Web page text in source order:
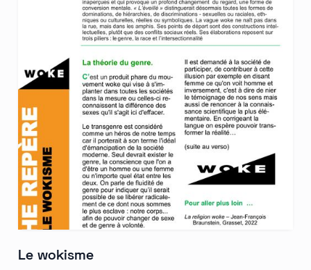
Le wokisme